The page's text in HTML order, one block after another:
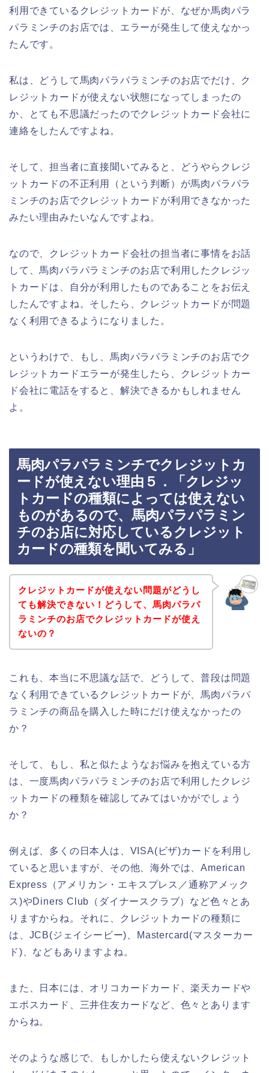
利用できているクレジットカードが、なぜか馬肉パラ
パラミンチのお店では、エラーが発生して使えなかっ
たんです。
私は、どうして馬肉パラパラミンチのお店でだけ、ク
レジットカードが使えない状態になってしまったの
か、とても不思議だったのでクレジットカード会社に
連絡をしたんですよね。
そして、担当者に直接聞いてみると、どうやらクレジ
ットカードの不正利用（という判断）が馬肉パラパラ
ミンチのお店でクレジットカードが利用できなかった
みたい理由みたいなんですよね。
なので、クレジットカード会社の担当者に事情をお話
して、馬肉パラパラミンチのお店で利用したクレジッ
トカードは、自分が利用したものであることをお伝え
したんですよね。そしたら、クレジットカードが問題
なく利用できるようになりました。
というわけで、もし、馬肉パラパラミンチのお店でク
レジットカードエラーが発生したら、クレジットカー
ド会社に電話をすると、解決できるかもしれません
よ。
馬肉パラパラミンチでクレジットカ
ードが使えない理由５．「クレジッ
トカードの種類によっては使えない
ものがあるので、馬肉パラパラミン
チのお店に対応しているクレジット
カードの種類を聞いてみる」
クレジットカードが使えない問題がどうし
ても解決できない！どうして、馬肉パラパ
ラミンチのお店でクレジットカードが使え
ないの？
これも、本当に不思議な話で、どうして、普段は問題
なく利用できているクレジットカードが、馬肉パラパ
ラミンチの商品を購入した時にだけ使えなかったの
か？
そして、もし、私と似たようなお悩みを抱えている方
は、一度馬肉パラパラミンチのお店で利用したクレジ
ットカードの種類を確認してみてはいかがでしょう
か？
例えば、多くの日本人は、VISA(ビザ)カードを利用し
ていると思いますが、その他、海外では、American
Express（アメリカン・エキスプレス／通称アメック
ス)やDiners Club（ダイナースクラブ）など色々とあ
りますからね。それに、クレジットカードの種類に
は、JCB(ジェイシービー)、Mastercard(マスターカー
ド)、などもありますよね。
また、日本には、オリコカードカード、楽天カードや
エポスカード、三井住友カードなど、色々とあります
からね。
そのような感じで、もしかしたら使えないクレジット